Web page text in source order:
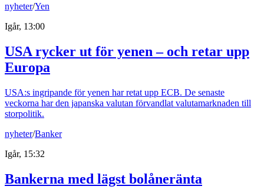
nyheter/Yen
Igår, 13:00
USA rycker ut för yenen – och retar upp
Europa
USA:s ingripande för yenen har retat upp ECB. De senaste
veckorna har den japanska valutan förvandlat valutamarknaden till
storpolitik.
nyheter/Banker
Igår, 15:32
Bankerna med lägst bolåneränta